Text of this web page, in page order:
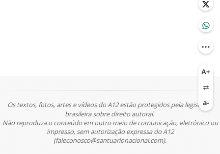
Os textos, fotos, artes e vídeos do A12 estão protegidos pela legislação
brasileira sobre direito autoral.
Não reproduza o conteúdo em outro meio de comunicação, eletrônico ou
impresso, sem autorização expressa do A12
(faleconosco@santuarionacional.com).